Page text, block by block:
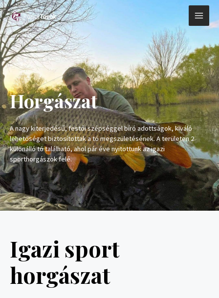
Skip
to
content
Horgászat
A nagy kiterjedésű, festői szépséggel bíró adottságok, kiváló
lehetőséget biztosítottak a tó megszületésének. A területen 2
különálló tó található, ahol páréve nyitottunk az igazi
sporthorgászok felé.
Igazi sport
horgászat